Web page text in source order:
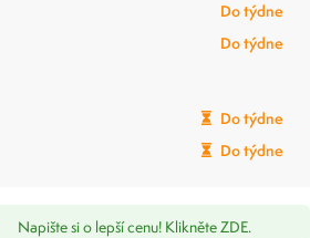
Do týdne
Do týdne
Do týdne
Do týdne
Napište si o lepší cenu! Klikněte ZDE.